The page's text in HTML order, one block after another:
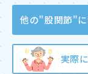
他の"股関節"
実際